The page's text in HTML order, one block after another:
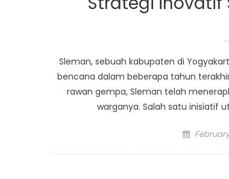
Sleman, sebuah kabupaten di
bencana dalam beberapa tahun
rawan gempa, Sleman telah
warganya. Salah satu inisiatif
Posted